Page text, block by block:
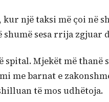
një taksi më çoi në
sesa rrija zgjuar
Mjekët më thanë
me barnat e
të mos udhëtoja.